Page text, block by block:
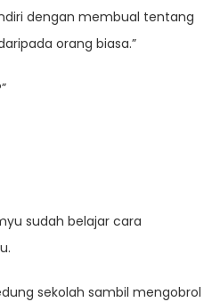
dengan membual tentang
orang biasa.”
sudah belajar cara
sekolah sambil mengobrol